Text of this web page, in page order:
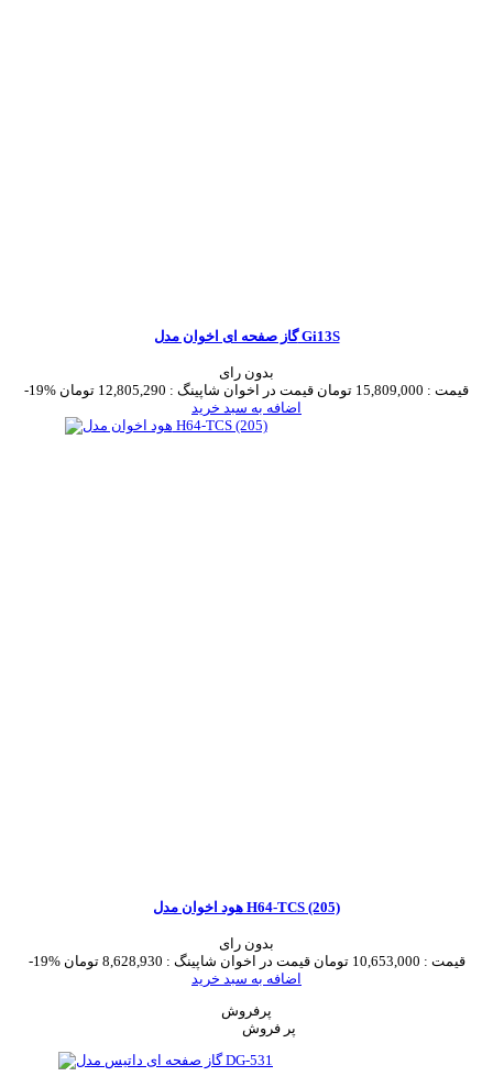
گاز صفحه ای اخوان مدل Gi13S
بدون رای
-19%
قیمت : 15,809,000 تومان قیمت در اخوان شاپینگ : 12,805,290 تومان
اضافه به سبد خرید
هود اخوان مدل H64-TCS (205)
بدون رای
-19%
قیمت : 10,653,000 تومان قیمت در اخوان شاپینگ : 8,628,930 تومان
اضافه به سبد خرید
پرفروش